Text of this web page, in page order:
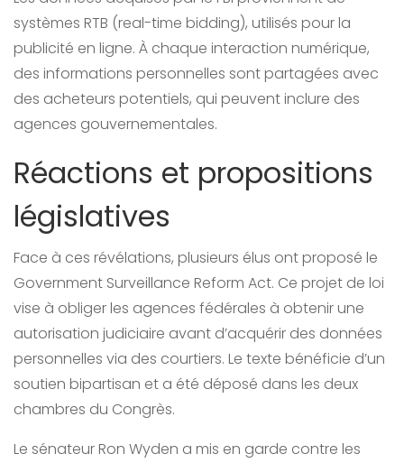
systèmes RTB (real-time bidding), utilisés pour la
publicité en ligne. À chaque interaction numérique,
des informations personnelles sont partagées avec
des acheteurs potentiels, qui peuvent inclure des
agences gouvernementales.
Réactions et propositions
législatives
Face à ces révélations, plusieurs élus ont proposé le
Government Surveillance Reform Act. Ce projet de loi
vise à obliger les agences fédérales à obtenir une
autorisation judiciaire avant d’acquérir des données
personnelles via des courtiers. Le texte bénéficie d’un
soutien bipartisan et a été déposé dans les deux
chambres du Congrès.
Le sénateur Ron Wyden a mis en garde contre les